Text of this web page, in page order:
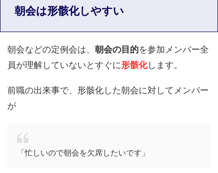
朝会は形骸化しやすい
朝会などの定例会は、 朝会の目的を参加メンバー全
員が理解していないとすぐに形骸化します。
前職の出来事で、形骸化した朝会に対してメンバー
が
「忙しいので朝会を欠席したいです」